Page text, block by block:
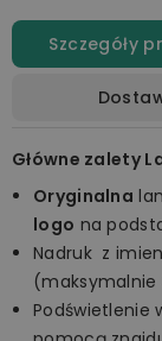
Szczegóły
Główne zalety
Oryginalna
logo na
Nadruk z
(maksymalnie
Podświetlenie